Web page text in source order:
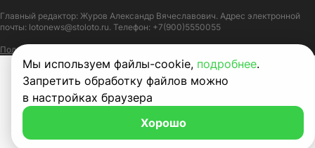
Мы используем файлы-cookie, подробнее.
Запретить обработку файлов можно
в настройках браузера
Хорошо
Главный редактор: Журов Александр Вячеславович. Адрес электронной
почты: lotonews@stoloto.ru. Телефон: +7(900)5550055
Политика в отношении обработки персональных данных